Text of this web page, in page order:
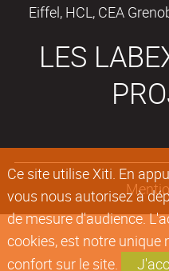
Ce site utilise Xiti. En
vous nous autorisez à
de mesure d'audience.
cookies, est notre
confort sur le site.
Eiffel, HCL, CEA
LES